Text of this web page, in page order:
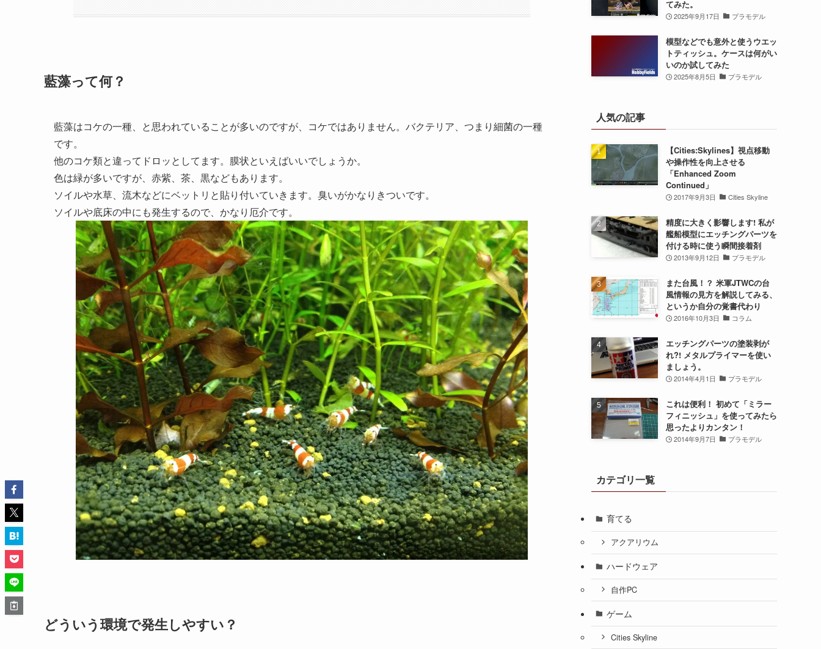
藍藻って何？
藍藻はコケの一種、と思われていることが多いのですが、コケではありません。バクテリア、つまり細菌の一種
です。
他のコケ類と違ってドロッとしてます。膜状といえばいいでしょうか。
色は緑が多いですが、赤紫、茶、黒などもあります。
ソイルや水草、流木などにベットリと貼り付いていきます。臭いがかなりきついです。
ソイルや底床の中にも発生するので、かなり厄介です。
どういう環境で発生しやすい？
てみた。
2025年9月17日 プラモデル
模型などでも意外と使うウエッ
トティッシュ。ケースは何がい
いのか試してみた
2025年8月5日 プラモデル
人気の記事
【Cities:Skylines】視点移動
や操作性を向上させる
「Enhanced Zoom
Continued」
2017年9月3日 Cities Skyline
精度に大きく影響します! 私が
艦船模型にエッチングパーツを
付ける時に使う瞬間接着剤
2013年9月12日 プラモデル
また台風！？ 米軍JTWCの台
風情報の見方を解説してみる、
というか自分の覚書代わり
2016年10月3日 コラム
エッチングパーツの塗装剥が
れ?! メタルプライマーを使い
ましょう。
2014年4月1日 プラモデル
これは便利！ 初めて「ミラー
フィニッシュ」を使ってみたら
思ったよりカンタン！
2014年9月7日 プラモデル
カテゴリ一覧
育てる
アクアリウム
ハードウェア
自作PC
ゲーム
Cities Skyline